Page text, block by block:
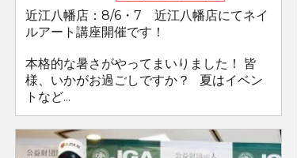
近江八幡店：8/6・7 近江八幡店にてネイ
ルアート講座開催です！
本格的な暑さがやってまいりました！ 皆
様、いかがお過ごしですか？ 夏はイベン
トなど...